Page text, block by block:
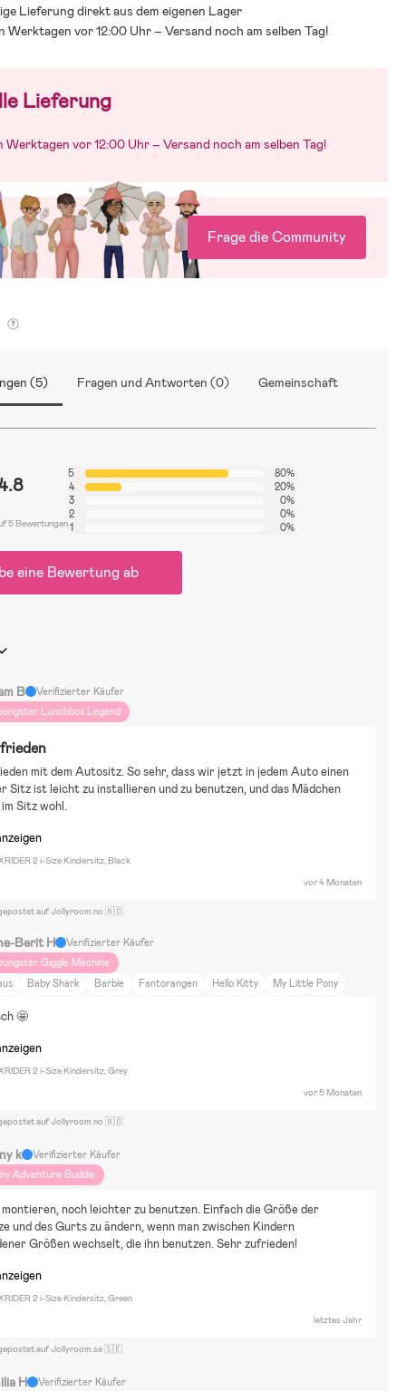
Überblick zu behalten. Deshalb verweisen wir gerne auf unseren
der Dir dabei helfen soll, genau den Sitz zu finden, der zu Euch
Lieferung direkt aus dem eigenen Lager
Werktagen vor 12:00 Uhr – Versand noch am selben Tag!
Lieferung
Werktagen vor 12:00 Uhr – Versand noch am selben Tag!
Frage die Community
(5) Fragen und Antworten (0) Gemeinschaft
5 Bewertungen
5
80%
4
20%
3
0%
2
0%
1
0%
eine Bewertung ab
B
Verifizierter Käufer
Lunchbox Legend
mit dem Autositz. So sehr, dass wir jetzt in jedem Auto einen
Sitz ist leicht zu installieren und zu benutzen, und das Mädchen
Sitz wohl.
2 i-Size Kindersitz, Black
vor 4 Monaten
auf Jollyroom.no 🇳🇴
Berit H
Verifizierter Käufer
Giggle Machine
Baby Shark Barbie Fantorangen Hello Kitty
My Little Pony
🤩
2 i-Size Kindersitz, Grey
vor 5 Monaten
auf Jollyroom.no 🇳🇴
k
Verifizierter Käufer
Adventure Buddie
noch leichter zu benutzen. Einfach die Größe der
und des Gurts zu ändern, wenn man zwischen Kindern
Größen wechselt, die ihn benutzen. Sehr zufrieden!
2 i-Size Kindersitz, Green
letztes Jahr
auf Jollyroom.se 🇸🇪
H
Verifizierter Käufer